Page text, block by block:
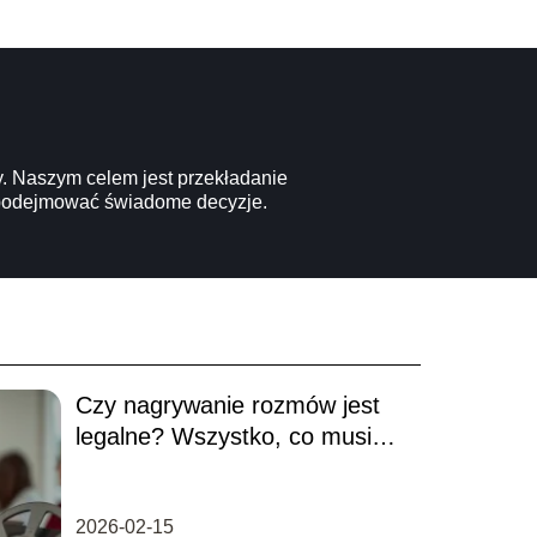
celem jest przekładanie
świadome decyzje.
Czy nagrywanie rozmów jest
legalne? Wszystko, co musisz
2026-02-15